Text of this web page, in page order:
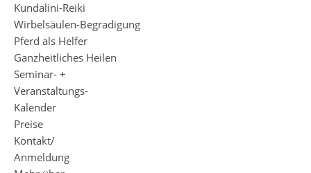
Kundalini-Reiki
Wirbelsäulen-Begradigung
Pferd als Helfer
Ganzheitliches Heilen
Seminar- +
Veranstaltungs-
Kalender
Preise
Kontakt/
Anmeldung